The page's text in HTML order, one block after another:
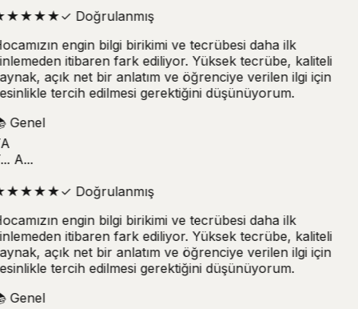
★★★★✓Doğrulanmış
engin bilgi birikimi ve tecrübesi daha ilk
itibaren fark ediliyor. Yüksek tecrübe, kaliteli
açık net bir anlatım ve öğrenciye verilen ilgi için
tercih edilmesi gerektiğini düşünüyorum.
Genel
A...
★★★★✓Doğrulanmış
engin bilgi birikimi ve tecrübesi daha ilk
itibaren fark ediliyor. Yüksek tecrübe, kaliteli
açık net bir anlatım ve öğrenciye verilen ilgi için
tercih edilmesi gerektiğini düşünüyorum.
Genel